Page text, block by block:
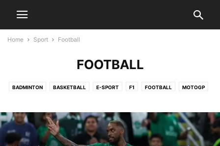
Home Sport Football
FOOTBALL
BADMINTON BASKETBALL E-SPORT F1 FOOTBALL MOTOGP